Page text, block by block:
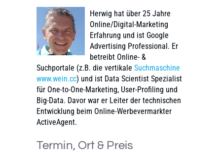
Herwig hat über 25 Jahre
Online/Digital-Marketing
Erfahrung und ist Google
Advertising Professional. Er
betreibt Online- &
Suchportale (z.B. die vertikale Suchmaschine
www.wein.cc) und ist Data Scientist Spezialist
für One-to-One-Marketing, User-Profiling und
Big-Data. Davor war er Leiter der technischen
Entwicklung beim Online-Werbevermarkter
ActiveAgent.
Termin, Ort & Preis